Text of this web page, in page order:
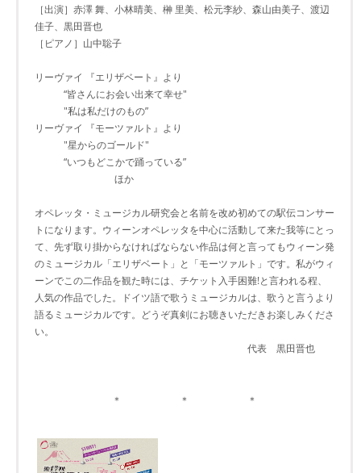
［出演］赤澤 舞、小林晴美、榊 里美、松元李紗、森山由美子、渡辺
佳子、黒田晋也
［ピアノ］山中聡子
リーヴァイ 『エリザベート』より
“皆さんにお会い出来て幸せ"
"私は私だけのもの”
リーヴァイ 『モーツァルト』より
"星からのゴールド"
“いつもどこかで踊っている”
ほか
オペレッタ・ミュージカル研究会と名前を改め初めての駅伝コンサー
トになります。ウィーンオペレッタを中心に活動して来た我等にとっ
て、先ず取り掛からなければならない作品は何と言ってもウィーン発
のミュージカル「エリザベート」と「モーツァルト」です。私がウィ
ーンでこの二作品を観た時には、チケット入手困難!と言われる程、
人気の作品でした。ドイツ語で歌うミュージカルは、歌うと言うより
語るミュージカルです。どうぞ真剣にお聴きいただきお楽しみくださ
い。
代表 黒田晋也
＊ ＊ ＊